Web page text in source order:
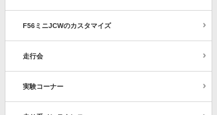
F56ミニJCWのカスタマイズ
走行会
実験コーナー